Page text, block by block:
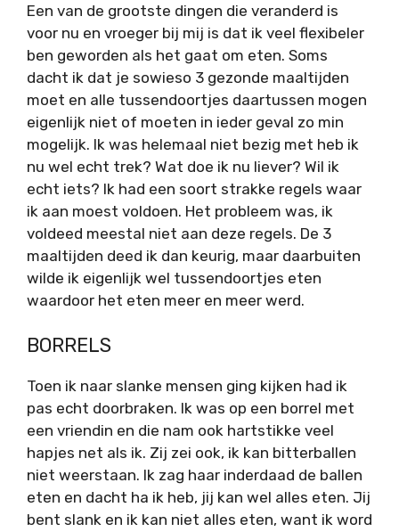
Een van de grootste dingen die veranderd is
voor nu en vroeger bij mij is dat ik veel flexibeler
ben geworden als het gaat om eten. Soms
dacht ik dat je sowieso 3 gezonde maaltijden
moet en alle tussendoortjes daartussen mogen
eigenlijk niet of moeten in ieder geval zo min
mogelijk. Ik was helemaal niet bezig met heb ik
nu wel echt trek? Wat doe ik nu liever? Wil ik
echt iets? Ik had een soort strakke regels waar
ik aan moest voldoen. Het probleem was, ik
voldeed meestal niet aan deze regels. De 3
maaltijden deed ik dan keurig, maar daarbuiten
wilde ik eigenlijk wel tussendoortjes eten
waardoor het eten meer en meer werd.
BORRELS
Toen ik naar slanke mensen ging kijken had ik
pas echt doorbraken. Ik was op een borrel met
een vriendin en die nam ook hartstikke veel
hapjes net als ik. Zij zei ook, ik kan bitterballen
niet weerstaan. Ik zag haar inderdaad de ballen
eten en dacht ha ik heb, jij kan wel alles eten. Jij
bent slank en ik kan niet alles eten, want ik word